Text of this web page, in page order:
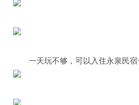
一天玩不够，可以入住永泉民宿